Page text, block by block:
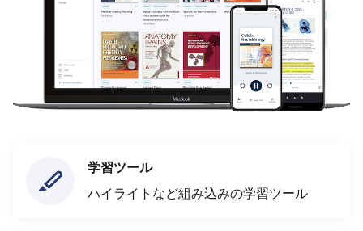
学習ツール
ハイライトなど組み込みの学習ツール